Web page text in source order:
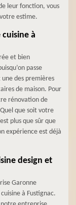
leur fonction, vous
estime.
à
et bien
passe
une des premières
de maison. Pour
rénovation de
que soit votre
plus que sûr que
expérience est déjà
design et
Garonne
à Fustignac.